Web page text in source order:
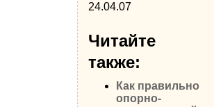
24.04.07
Читайте
также:
Как правильно
опорно-